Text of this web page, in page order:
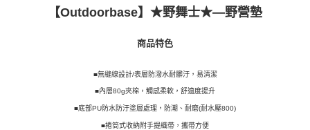
【Outdoorbase】 ★野舞士★—野營墊
商品特色
■無縫線設計/表層防潑水耐髒汙，易清潔
■內層80g夾棉，觸感柔軟，舒適度提升
■底部PU防水防汙塗層處理，防潮、耐磨(耐水壓800)
■捲筒式收納附手提織帶，攜帶方便